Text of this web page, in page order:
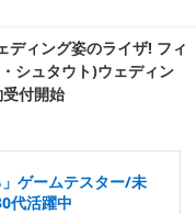
ディング姿のライザ! フィ
シュタウト)ウェディン
付開始
」ゲームテスター/未
代活躍中